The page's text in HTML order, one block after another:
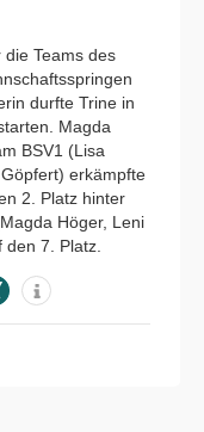
Teams des
durfte Trine in
Magda
BSV1 (Lisa
erkämpfte
2. Platz hinter
Höger, Leni
7. Platz.